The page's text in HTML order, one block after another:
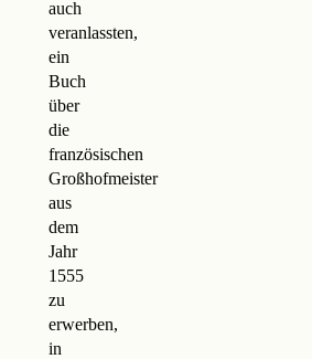
auch
veranlassten,
ein
Buch
über
die
französischen
Großhofmeister
aus
dem
Jahr
1555
zu
erwerben,
in